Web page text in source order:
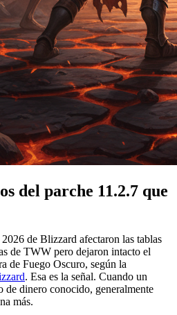
del parche 11.2.7 que
de Blizzard afectaron las tablas
de TWW pero dejaron intacto el
de Fuego Oscuro, según la
. Esa es la señal. Cuando un
de dinero conocido, generalmente
más.